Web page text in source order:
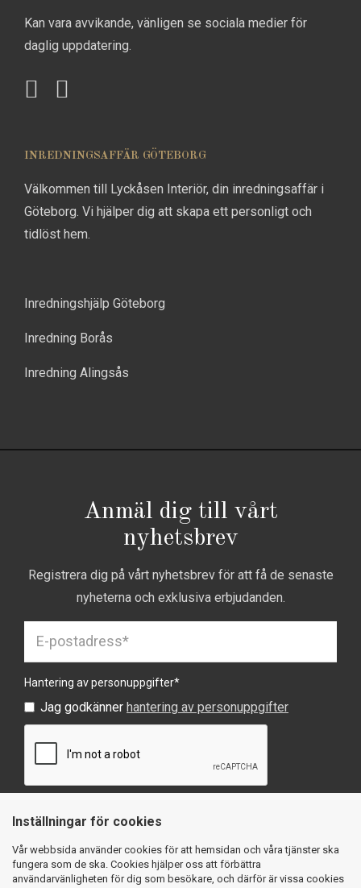
Kan vara avvikande, vänligen se sociala medier för
daglig uppdatering.
INREDNINGSAFFÄR GÖTEBORG
Välkommen till Lyckåsen Interiör, din inredningsaffär i
Göteborg. Vi hjälper dig att skapa ett personligt och
tidlöst hem.
Inredningshjälp Göteborg
Inredning Borås
Inredning Alingsås
Anmäl dig till vårt
nyhetsbrev
Registrera dig på vårt nyhetsbrev för att få de senaste
nyheterna och exklusiva erbjudanden.
Hantering av personuppgifter*
Jag godkänner hantering av personuppgifter
Inställningar för cookies
Vår webbsida använder cookies för att hemsidan och våra tjänster ska
fungera som de ska. Cookies hjälper oss att förbättra
användarvänligheten för dig som besökare, och därför är vissa cookies